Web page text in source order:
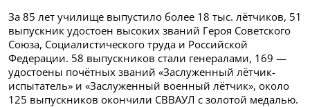
За 85 лет училище выпустило более 18 тыс. лётчиков, 51
выпускник удостоен высоких званий Героя Советского
Союза, Социалистического труда и Российской
Федерации. 58 выпускников стали генералами, 169 —
удостоены почётных званий «Заслуженный лётчик-
испытатель» и «Заслуженный военный лётчик», около
125 выпускников окончили СВВАУЛ с золотой медалью.